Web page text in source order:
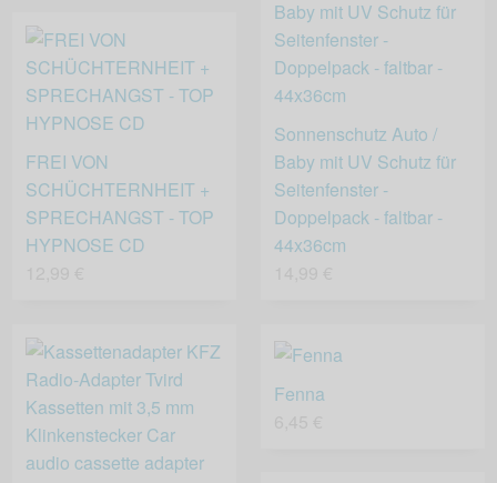
Sonnenschutz Auto /
Baby mit UV Schutz für
Seitenfenster -
Doppelpack - faltbar -
44x36cm
FREI VON
SCHÜCHTERNHEIT +
SPRECHANGST - TOP
HYPNOSE CD
Fenna